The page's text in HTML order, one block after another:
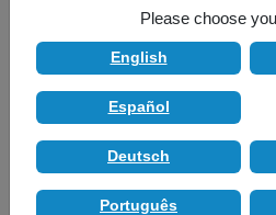
Sujets actuels
Please choose
English
Español
Deutsch
Português